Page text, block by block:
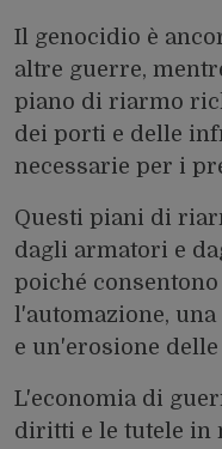
Il genocidio è
altre guerre,
piano di riarmo
dei porti e delle
necessarie per i
Questi piani di
dagli armatori e
poiché
l'automazione,
e un'erosione
L'economia di
diritti e le tutele in